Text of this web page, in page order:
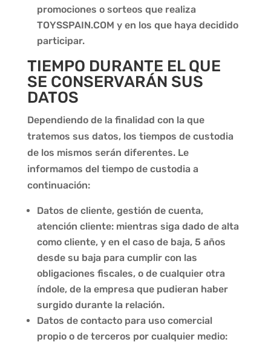
promociones o sorteos que realiza
TOYSSPAIN.COM y en los que haya decidido
participar.
TIEMPO DURANTE EL QUE
SE CONSERVARÁN SUS
DATOS
Dependiendo de la finalidad con la que
tratemos sus datos, los tiempos de custodia
de los mismos serán diferentes. Le
informamos del tiempo de custodia a
continuación:
Datos de cliente, gestión de cuenta,
atención cliente: mientras siga dado de alta
como cliente, y en el caso de baja, 5 años
desde su baja para cumplir con las
obligaciones fiscales, o de cualquier otra
índole, de la empresa que pudieran haber
surgido durante la relación.
Datos de contacto para uso comercial
propio o de terceros por cualquier medio: